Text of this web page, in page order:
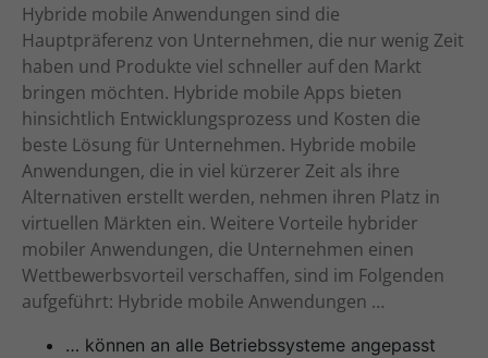
Hybride mobile Anwendungen sind die
Hauptpräferenz von Unternehmen, die nur wenig Zeit
haben und Produkte viel schneller auf den Markt
bringen möchten. Hybride mobile Apps bieten
hinsichtlich Entwicklungsprozess und Kosten die
beste Lösung für Unternehmen. Hybride mobile
Anwendungen, die in viel kürzerer Zeit als ihre
Alternativen erstellt werden, nehmen ihren Platz in
virtuellen Märkten ein. Weitere Vorteile hybrider
mobiler Anwendungen, die Unternehmen einen
Wettbewerbsvorteil verschaffen, sind im Folgenden
aufgeführt: Hybride mobile Anwendungen …
… können an alle Betriebssysteme angepasst